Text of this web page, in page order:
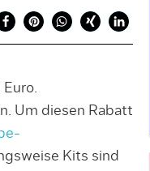
Um diesen Rabatt
Kits sind